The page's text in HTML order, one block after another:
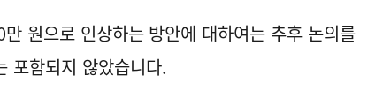
원으로 인상하는 방안에 대하여는 추후 논의를
포함되지 않았습니다.